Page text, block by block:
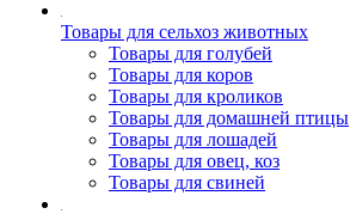
Товары для сельхоз животных
Товары для голубей
Товары для коров
Товары для кроликов
Товары для домашней птицы
Товары для лошадей
Товары для овец, коз
Товары для свиней